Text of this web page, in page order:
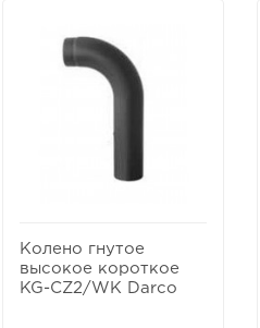
Колено гнутое
высокое короткое
KG-CZ2/WK Darco